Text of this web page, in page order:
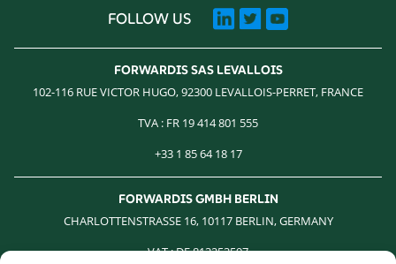
FOLLOW US
FORWARDIS SAS LEVALLOIS
102-116 RUE VICTOR HUGO, 92300 LEVALLOIS-PERRET, FRANCE
TVA : FR 19 414 801 555
+33 1 85 64 18 17
FORWARDIS GMBH BERLIN
CHARLOTTENSTRASSE 16, 10117 BERLIN, GERMANY
VAT : DE 813253597